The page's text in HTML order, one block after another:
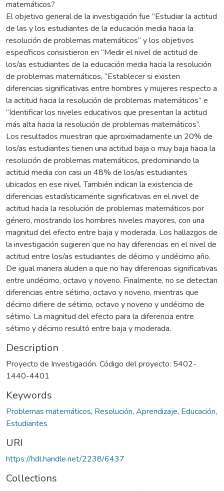
matemáticos?
El objetivo general de la investigación fue “Estudiar la actitud
de las y los estudiantes de la educación media hacia la
resolución de problemas matemáticos” y los objetivos
específicos consistieron en “Medir el nivel de actitud de
los/as estudiantes de la educación media hacia la resolución
de problemas matemáticos, “Establecer si existen
diferencias significativas entre hombres y mujeres respecto a
la actitud hacia la resolución de problemas matemáticos” e
“Identificar los niveles educativos que presentan la actitud
más alta hacia la resolución de problemas matemáticos”.
Los resultados muestran que aproximadamente un 20% de
los/as estudiantes tienen una actitud baja o muy baja hacia la
resolución de problemas matemáticos, predominando la
actitud media con casi un 48% de los/as estudiantes
ubicados en ese nivel. También indican la existencia de
diferencias estadísticamente significativas en el nivel de
actitud hacia la resolución de problemas matemáticos por
género, mostrando los hombres niveles mayores, con una
magnitud del efecto entre baja y moderada. Los hallazgos de
la investigación sugieren que no hay diferencias en el nivel de
actitud entre los/as estudiantes de décimo y undécimo año.
De igual manera aluden a que no hay diferencias significativas
entre undécimo, octavo y noveno. Finalmente, no se detectan
diferencias entre sétimo, octavo y noveno, mientras que
décimo difiere de sétimo, octavo y noveno y undécimo de
sétimo. La magnitud del efecto para la diferencia entre
sétimo y décimo resultó entre baja y moderada.
Description
Proyecto de Investigación. Código del proyecto: 5402-
1440-4401
Keywords
Problemas matemáticos, Resolución, Aprendizaje, Educación,
Estudiantes
URI
https://hdl.handle.net/2238/6437
Collections